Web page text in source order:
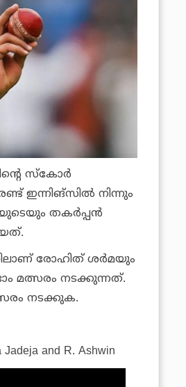
സ്‌കോര്‍
ഇന്നിങ്സില്‍ നിന്നും
തകര്‍പ്പന്‍
രോഹിത് ശര്‍മയും
മത്സരം നടക്കുന്നത്.
നടക്കുക.
Jadeja and R. Ashwin